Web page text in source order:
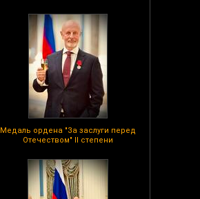
Медаль ордена "За заслуги перед
Отечеством" II степени